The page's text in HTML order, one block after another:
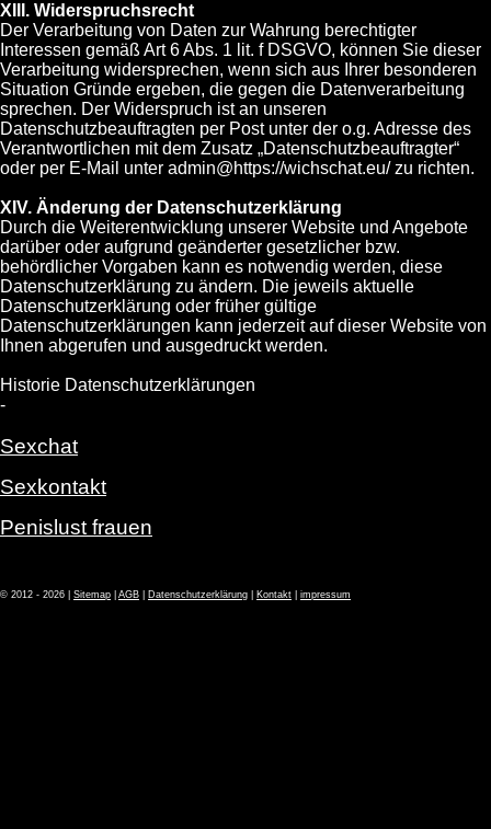
XIII. Widerspruchsrecht
Der Verarbeitung von Daten zur Wahrung berechtigter
Interessen gemäß Art 6 Abs. 1 lit. f DSGVO, können Sie dieser
Verarbeitung widersprechen, wenn sich aus Ihrer besonderen
Situation Gründe ergeben, die gegen die Datenverarbeitung
sprechen. Der Widerspruch ist an unseren
Datenschutzbeauftragten per Post unter der o.g. Adresse des
Verantwortlichen mit dem Zusatz „Datenschutzbeauftragter“
oder per E-Mail unter admin@https://wichschat.eu/ zu richten.
XIV. Änderung der Datenschutzerklärung
Durch die Weiterentwicklung unserer Website und Angebote
darüber oder aufgrund geänderter gesetzlicher bzw.
behördlicher Vorgaben kann es notwendig werden, diese
Datenschutzerklärung zu ändern. Die jeweils aktuelle
Datenschutzerklärung oder früher gültige
Datenschutzerklärungen kann jederzeit auf dieser Website von
Ihnen abgerufen und ausgedruckt werden.
Historie Datenschutzerklärungen
-
Sexchat
Sexkontakt
Penislust frauen
© 2012 - 2026 | Sitemap AGB Datenschutzerklärung Kontakt impressum